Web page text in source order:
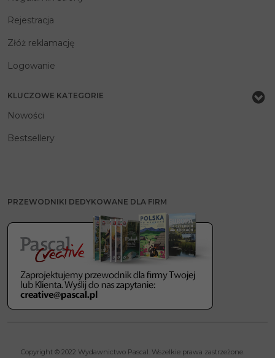
Rejestracja
Złóż reklamację
Logowanie
KLUCZOWE KATEGORIE
Nowości
Bestsellery
PRZEWODNIKI DEDYKOWANE DLA FIRM
Copyright © 2022 Wydawnictwo Pascal. Wszelkie prawa zastrzeżone.